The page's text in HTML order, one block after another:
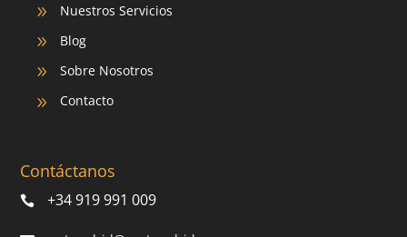
9 Nuestros Servicios
9 Blog
9 Sobre Nosotros
9 Contacto
Contáctanos
+34 919 991 009